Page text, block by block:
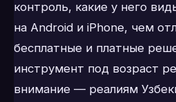
контроль, какие у него
на Android и iPhone, чем
бесплатные и платные
инструмент под возраст
внимание — реалиям